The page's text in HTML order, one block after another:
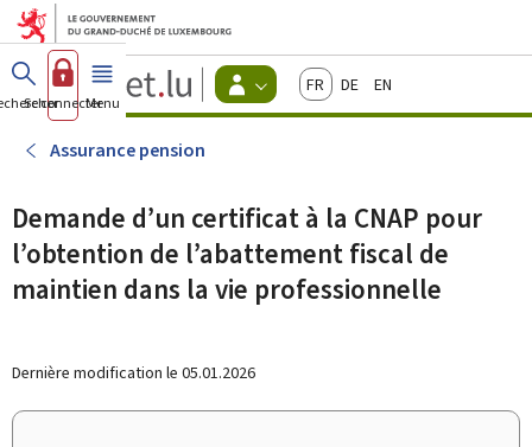
Aller au menu principal
Aller au contenu
Guichet.lu
Changer
d'espace
actif
FrançaisDeutschEnglish
Se connecterMenu principal
Assurance pension
Demande d’un certificat à la CNAP pour
l’obtention de l’abattement fiscal de
maintien dans la vie professionnelle
Dernière modification le 05.01.2026